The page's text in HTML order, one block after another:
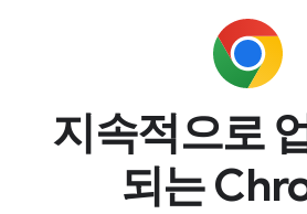
지속적으로
되는